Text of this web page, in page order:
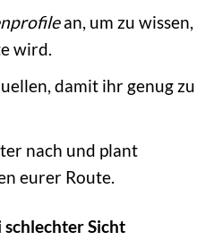
an, um zu wissen,
wird.
damit ihr genug zu
nach und plant
eurer Route.
Sicht